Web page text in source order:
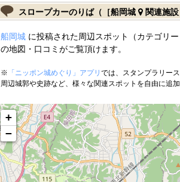
スロープカーのりば（［船岡城 関連施設
船岡城に投稿された周辺スポット（カテゴリ
の地図・口コミがご覧頂けます。
※ 「ニッポン城めぐり」アプリ では、スタンプラリー
周辺城郭や史跡など、様々な関連スポットを自由に追加
+
−